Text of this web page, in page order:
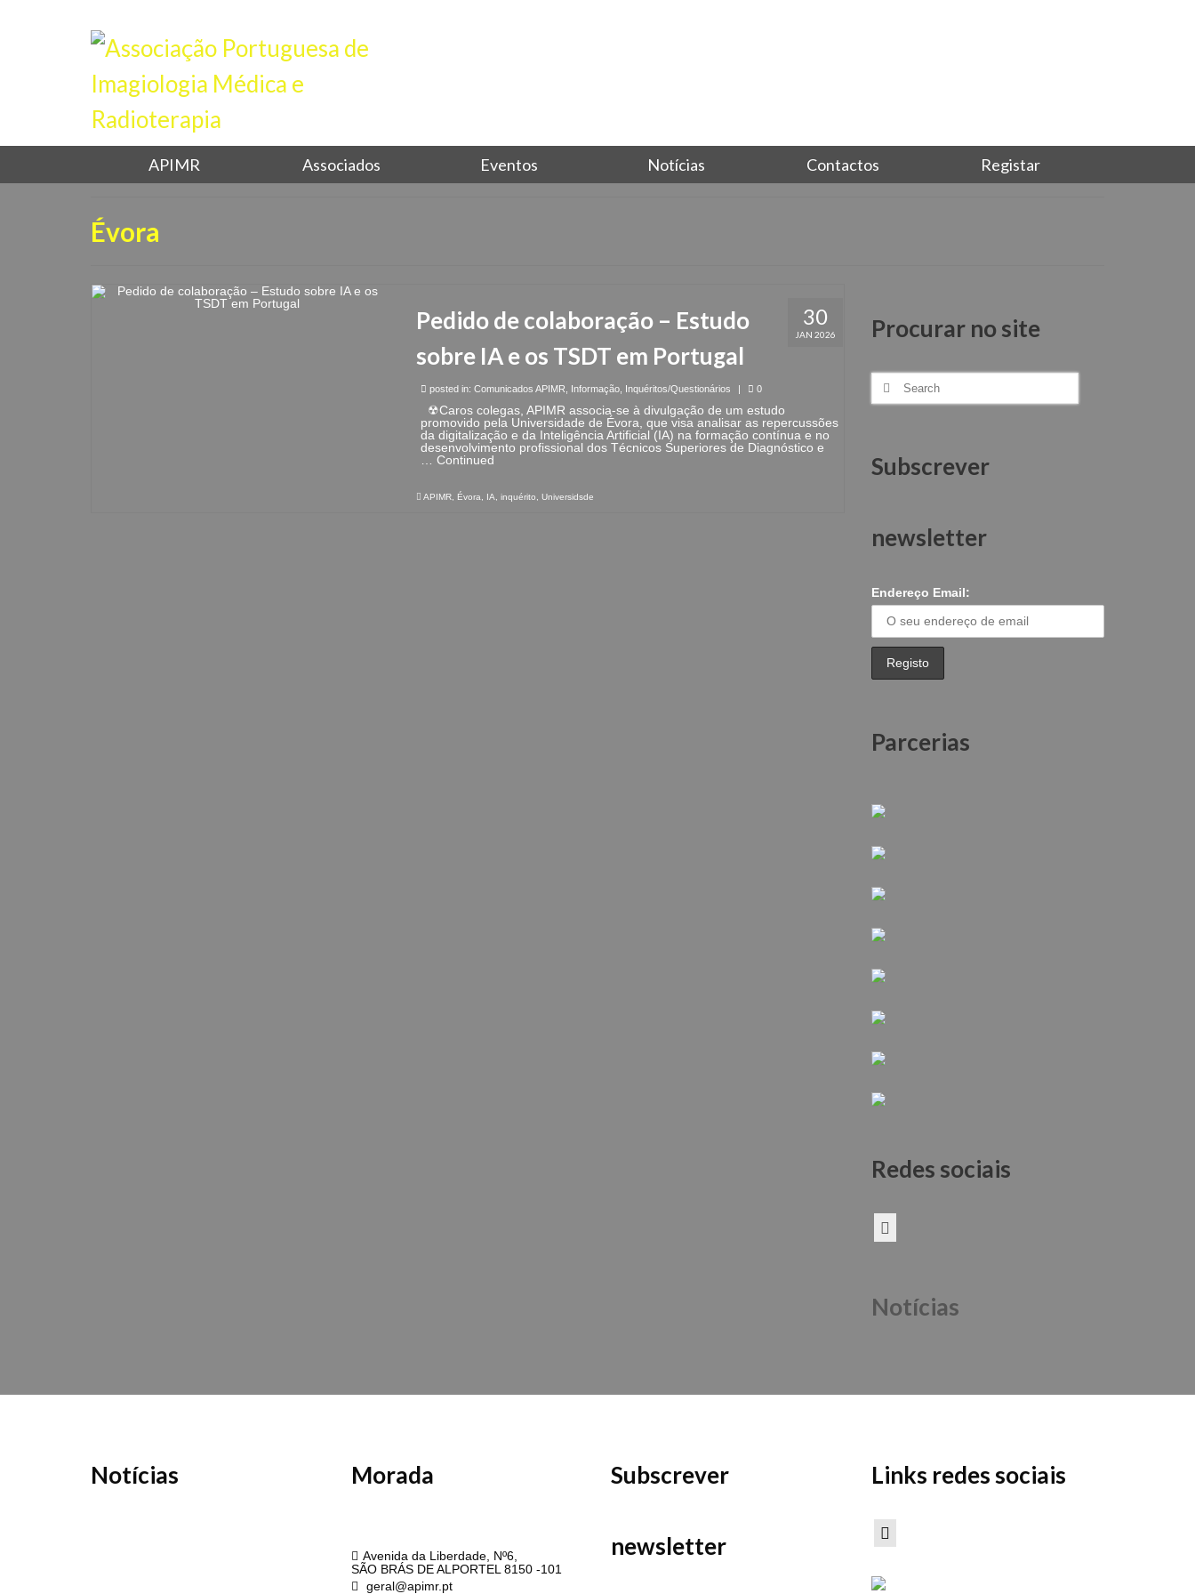
APIMR Associados Eventos Notícias Contactos Registar
Évora
30
JAN 2026
Pedido de colaboração – Estudo
sobre IA e os TSDT em Portugal
posted in: Comunicados APIMR Informação, Inquéritos/Questionários | 0
☢Caros colegas, APIMR associa-se à divulgação de um estudo
promovido pela Universidade de Évora, que visa analisar as repercussões
da digitalização e da Inteligência Artificial (IA) na formação contínua e no
desenvolvimento profissional dos Técnicos Superiores de Diagnóstico e
Continued
APIMR, Évora IA inquérito Universidsde
Procurar no site
Search
for:
Subscrever
newsletter
Endereço Email:
Parcerias
Redes sociais
Notícias
Notícias Morada
Avenida da Liberdade, Nº6,
SÃO BRÁS DE ALPORTEL 8150 -101
geral@apimr.pt
Subscrever
newsletter
Links redes sociais